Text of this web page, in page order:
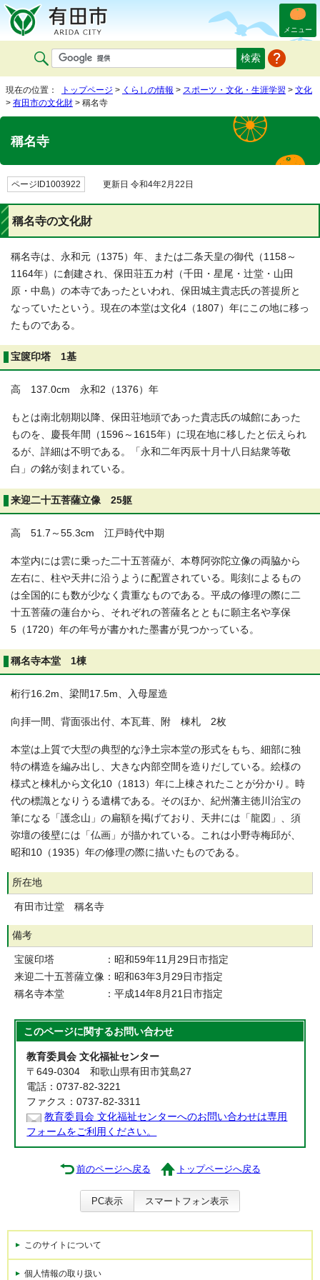
メニュー
現在の位置： トップページ > くらしの情報 > スポーツ・文化・生涯学習 > 文化
> 有田市の文化財 > 稱名寺
稱名寺
ページID1003922 更新日 令和4年2月22日
稱名寺の文化財
稱名寺は、永和元（1375）年、または二条天皇の御代（1158～
1164年）に創建され、保田荘五カ村（千田・星尾・辻堂・山田
原・中島）の本寺であったといわれ、保田城主貴志氏の菩提所と
なっていたという。現在の本堂は文化4（1807）年にこの地に移っ
たものである。
宝篋印塔 1基
高 137.0cm 永和2（1376）年
もとは南北朝期以降、保田荘地頭であった貴志氏の城館にあった
ものを、慶長年間（1596～1615年）に現在地に移したと伝えられ
るが、詳細は不明である。「永和二年丙辰十月十八日結衆等敬
白」の銘が刻まれている。
来迎二十五菩薩立像 25躯
高 51.7～55.3cm 江戸時代中期
本堂内には雲に乗った二十五菩薩が、本尊阿弥陀立像の両脇から
左右に、柱や天井に沿うように配置されている。彫刻によるもの
は全国的にも数が少なく貴重なものである。平成の修理の際に二
十五菩薩の蓮台から、それぞれの菩薩名とともに願主名や享保
5（1720）年の年号が書かれた墨書が見つかっている。
稱名寺本堂 1棟
桁行16.2m、梁間17.5m、入母屋造
向拝一間、背面張出付、本瓦葺、附 棟札 2枚
本堂は上質で大型の典型的な浄土宗本堂の形式をもち、細部に独
特の構造を編み出し、大きな内部空間を造りだしている。絵様の
様式と棟札から文化10（1813）年に上棟されたことが分かり。時
代の標識となりうる遺構である。そのほか、紀州藩主徳川治宝の
筆になる「護念山」の扁額を掲げており、天井には「龍図」、須
弥壇の後壁には「仏画」が描かれている。これは小野寺梅邱が、
昭和10（1935）年の修理の際に描いたものである。
所在地
有田市辻堂 稱名寺
備考
宝篋印塔 ：昭和59年11月29日市指定
来迎二十五菩薩立像：昭和63年3月29日市指定
稱名寺本堂 ：平成14年8月21日市指定
このページに関するお問い合わせ
教育委員会 文化福祉センター
〒649-0304 和歌山県有田市箕島27
電話：0737-82-3221
ファクス：0737-82-3311
教育委員会 文化福祉センターへのお問い合わせは専用
フォームをご利用ください。
前のページへ戻る トップページへ戻る
PC表示 スマートフォン表示
このサイトについて
個人情報の取り扱い